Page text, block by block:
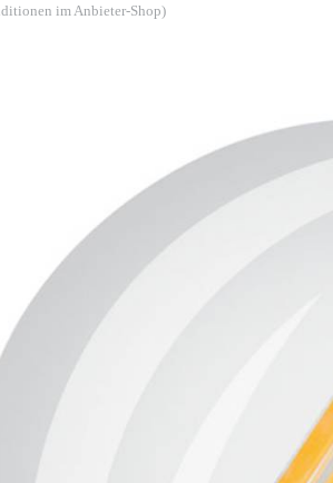
im Anbieter-Shop)